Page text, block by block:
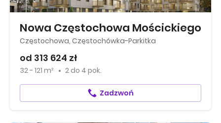
Nowa Częstochowa Mościckiego
Częstochowa, Częstochówka-Parkitka
od 313 624 zł
32 - 121 m² 2 do 4 pok.
Zadzwoń